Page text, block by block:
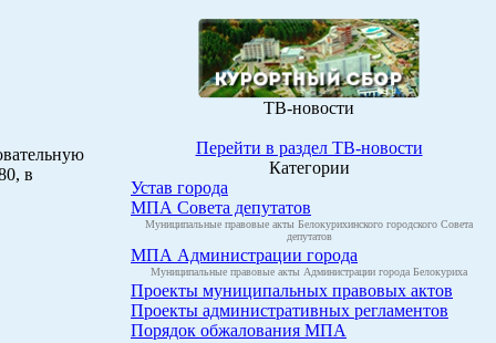
в
ТВ-новости
Перейти в раздел ТВ-новости
Категории
Устав города
МПА Совета депутатов
Муниципальные правовые акты Белокурихинского городского Совета
депутатов
МПА Администрации города
Муниципальные правовые акты Администрации города Белокуриха
Проекты муниципальных правовых актов
Проекты административных регламентов
Порядок обжалования МПА